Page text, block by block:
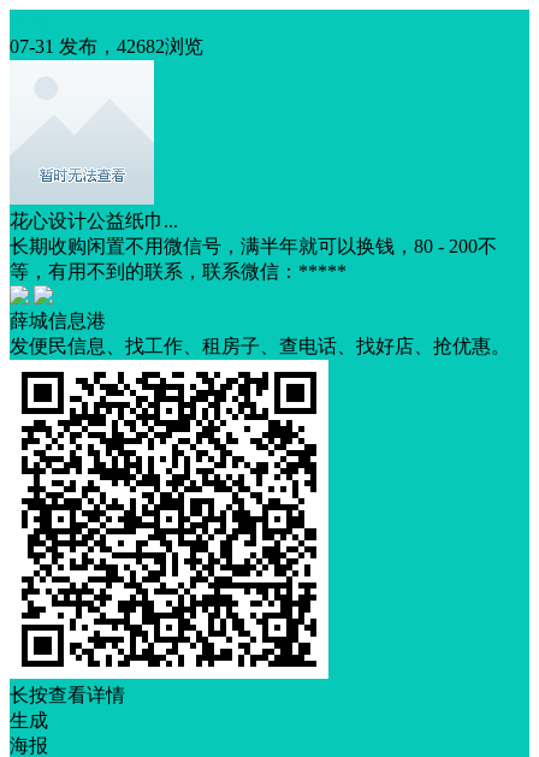
07-31 发布，42682浏览
花心设计公益纸巾...
长期收购闲置不用微信号，满半年就可以换钱，80 - 200不
等，有用不到的联系，联系微信：*****
薛城信息港
发便民信息、找工作、租房子、查电话、找好店、抢优惠。
长按查看详情
生成
海报